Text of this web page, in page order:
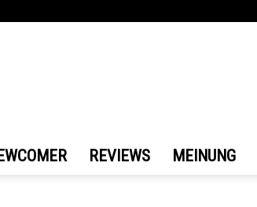
REVIEWS MEINUNG